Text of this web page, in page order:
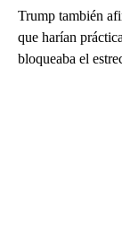
Trump también
que harían
bloqueaba el